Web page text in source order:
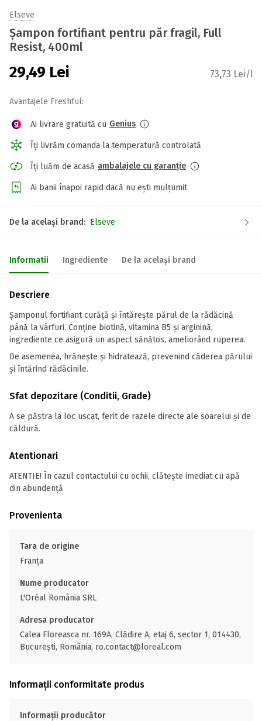
Elseve
Șampon fortifiant pentru păr fragil, Full
Resist, 400ml
29,49 Lei 73,73 Lei/l
Avantajele Freshful:
Ai livrare gratuită cu Genius
Îți livrăm comanda la temperatură controlată
Îți luăm de acasă ambalajele cu garanție
Ai banii înapoi rapid dacă nu ești mulțumit
De la același brand: Elseve
Informatii Ingrediente De la același brand
Descriere
Șamponul fortifiant curăță și întărește părul de la rădăcină
până la vârfuri. Conține biotină, vitamina B5 și arginină,
ingrediente ce asigură un aspect sănătos, ameliorând ruperea.
De asemenea, hrănește și hidratează, prevenind căderea părului
și întărind rădăcinile.
Sfat depozitare (Conditii, Grade)
A se păstra la loc uscat, ferit de razele directe ale soarelui și de
căldură.
Atentionari
ATENTIE! În cazul contactului cu ochii, clătește imediat cu apă
din abundență
Provenienta
Tara de origine
Franţa
Nume producator
L'Oréal România SRL
Adresa producator
Calea Floreasca nr. 169A, Clădire A, etaj 6, sector 1, 014430,
București, România, ro.contact@loreal.com
Informații conformitate produs
Informații producător